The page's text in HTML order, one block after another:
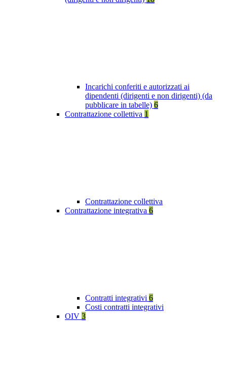
Incarichi conferiti e autorizzati ai
dipendenti (dirigenti e non dirigenti) (da
pubblicare in tabelle) 6
Contrattazione collettiva 1
Contrattazione collettiva
Contrattazione integrativa 6
Contratti integrativi 6
Costi contratti integrativi
OIV 3